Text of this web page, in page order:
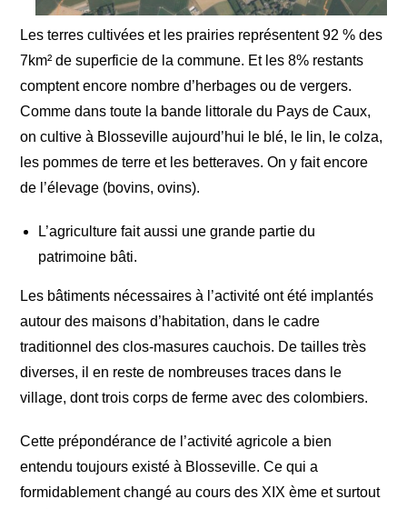
Les terres cultivées et les prairies représentent 92 % des
7km² de superficie de la commune. Et les 8% restants
comptent encore nombre d’herbages ou de vergers.
Comme dans toute la bande littorale du Pays de Caux,
on cultive à Blosseville aujourd’hui le blé, le lin, le colza,
les pommes de terre et les betteraves. On y fait encore
de l’élevage (bovins, ovins).
L’agriculture fait aussi une grande partie du
patrimoine bâti.
Les bâtiments nécessaires à l’activité ont été implantés
autour des maisons d’habitation, dans le cadre
traditionnel des clos-masures cauchois. De tailles très
diverses, il en reste de nombreuses traces dans le
village, dont trois corps de ferme avec des colombiers.
Cette prépondérance de l’activité agricole a bien
entendu toujours existé à Blosseville. Ce qui a
formidablement changé au cours des XIX ème et surtout